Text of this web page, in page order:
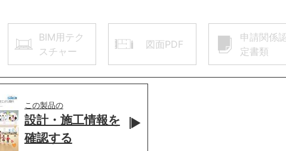
BIM用テク
スチャー
図面PDF
申請関係
定書類
この製品の
設計・施工情報を
確認する